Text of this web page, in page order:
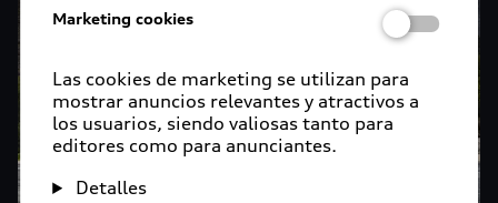
Marketing cookies
Las cookies de marketing se utilizan para
mostrar anuncios relevantes y atractivos a
los usuarios, siendo valiosas tanto para
editores como para anunciantes.
Detalles